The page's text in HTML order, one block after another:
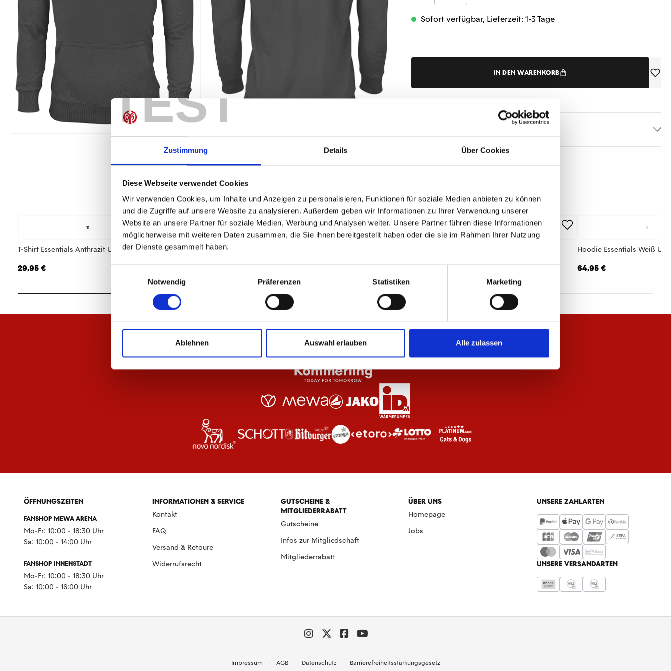
TEST
Zustimmung Details Über Cookies
Diese Webseite verwendet Cookies
Wir verwenden Cookies, um Inhalte und Anzeigen zu personalisieren, Funktionen für soziale Medien anbieten zu können
und die Zugriffe auf unsere Website zu analysieren. Außerdem geben wir Informationen zu Ihrer Verwendung unserer
Website an unsere Partner für soziale Medien, Werbung und Analysen weiter. Unsere Partner führen diese Informationen
möglicherweise mit weiteren Daten zusammen, die Sie ihnen bereitgestellt haben oder die sie im Rahmen Ihrer Nutzung
der Dienste gesammelt haben.
Notwendig
Präferenzen Statistiken Marketing
Ablehnen Auswahl erlauben Alle zulassen
Sofort verfügbar, Lieferzeit: 1-3 Tage
IN DEN WARENKORB
T-Shirt Essentials Anthrazit Unisex
29,95 €
Hoodie Essentials Schwarz Unisex
64,95 € 44,95 € 69,95 €
Hoodie Essentials Weiß
64,95 €
ÖFFNUNGSZEITEN
FANSHOP MEWA ARENA
Mo-Fr: 10:00 - 18:30 Uhr
Sa: 10:00 - 14:00 Uhr
FANSHOP INNENSTADT
Mo-Fr: 10:00 - 18:30 Uhr
Sa: 10:00 - 16:00 Uhr
INFORMATIONEN & SERVICE
Kontakt
FAQ
Versand & Retoure
Widerrufsrecht
GUTSCHEINE &
MITGLIEDERRABATT
Gutscheine
Infos zur Mitgliedschaft
Mitgliederrabatt
ÜBER UNS
Homepage
Jobs
UNSERE ZAHLARTEN
UNSERE VERSANDARTEN
Impressum AGB Datenschutz Barrierefreiheitsstärkungsgesetz